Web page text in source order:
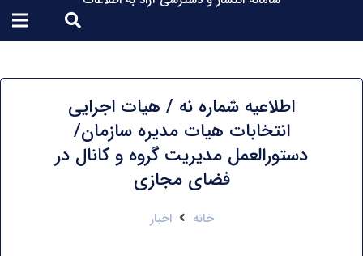
اطلاعیه شماره نه / هیات اجرایی
انتخابات هیات مدیره سازمان/
دستورالعمل مدیریت گروه و کانال در
فضای مجازی
خانه اخبار